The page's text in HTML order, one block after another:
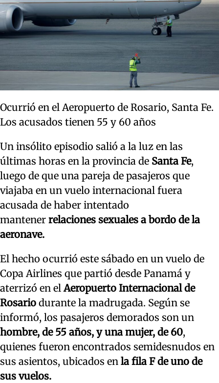
Ocurrió en el Aeropuerto de Rosario, Santa Fe.
Los acusados tienen 55 y 60 años
Un insólito episodio salió a la luz en las
últimas horas en la provincia de Santa Fe,
luego de que una pareja de pasajeros que
viajaba en un vuelo internacional fuera
acusada de haber intentado
mantener relaciones sexuales a bordo de la
aeronave.
El hecho ocurrió este sábado en un vuelo de
Copa Airlines que partió desde Panamá y
aterrizó en elAeropuerto Internacional de
Rosario durante la madrugada. Según se
informó, los pasajeros demorados son un
hombre, de 55 años, y una mujer, de 60,
quienes fueron encontrados semidesnudos en
sus asientos, ubicados en la fila F de uno de
sus vuelos.